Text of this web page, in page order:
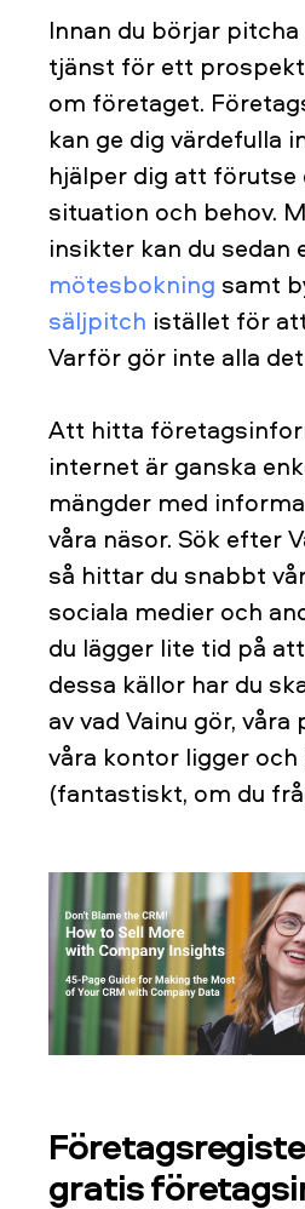
Innan du börjar
tjänst för ett
om företaget.
kan ge dig värdefulla
hjälper dig att
situation och behov.
insikter kan du sedan
mötesbokning samt
säljpitch istället för
Varför gör inte alla
Att hitta
internet är ganska
mängder med
våra näsor. Sök efter
så hittar du snabbt
sociala medier och
du lägger lite tid på
dessa källor har du
av vad Vainu gör,
våra kontor ligger
(fantastiskt, om du
gratis